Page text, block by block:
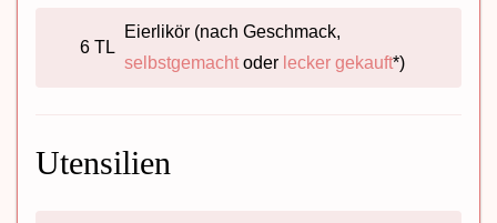
6 TL
Eierlikör (nach Geschmack,
selbstgemacht oder lecker gekauft*)
Utensilien